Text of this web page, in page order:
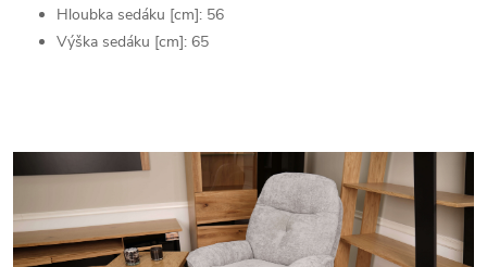
Hloubka sedáku [cm]: 56
Výška sedáku [cm]: 65